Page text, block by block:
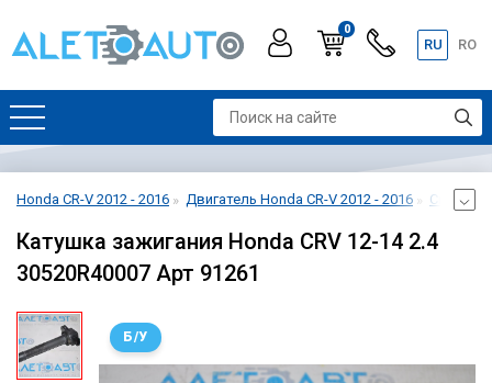
0
RU RO
Honda CR-V 2012 - 2016 Двигатель Honda CR-V 2012 - 2016 Система
Катушка зажигания Honda CRV 12-14 2.4
30520R40007 Арт 91261
Б/У